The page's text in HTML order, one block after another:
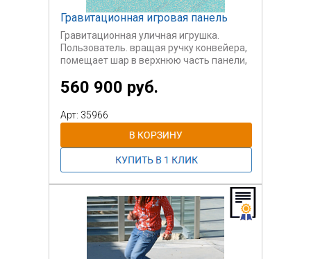
Гравитационная игровая панель
Гравитационная уличная игрушка.
Пользователь. вращая ручку конвейера,
помещает шар в верхнюю часть панели,
состоящей из сложных препятствий, в
нижнюю часть игровой панели для того,
чтобы снова встать на конвейера.
Производим на заказ. Габариты,
препятствия, количество трасс -
согласовывается с заказчиком.
Очень необычное уличное игровое
оборудование. Оно интересно еще тем,
что кроме игрока вокруг собирается
много зрителей и комментаторов.
560 900 руб.
Арт: 35966